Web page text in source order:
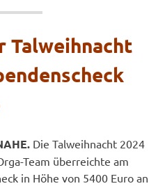
Talweihnacht
Die Talweihnacht 2024
Team überreichte am
in Höhe von 5400 Euro an